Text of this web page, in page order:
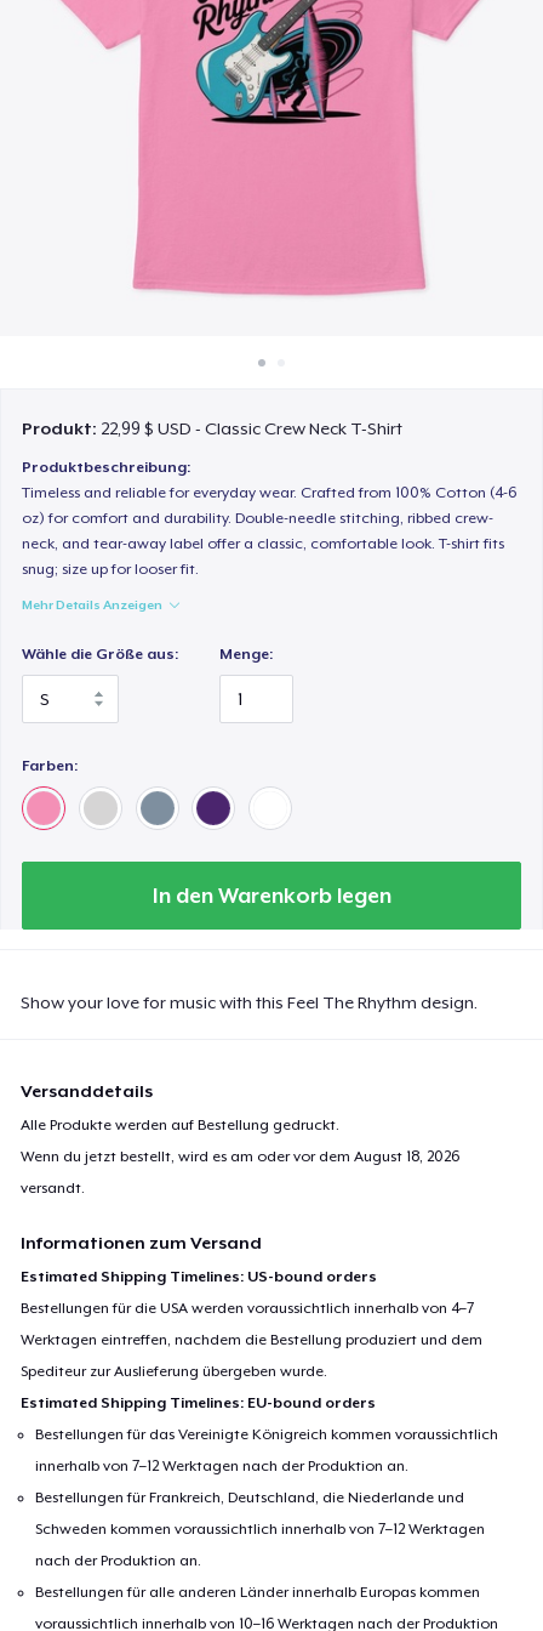
Überall verkaufen
Etwas verkaufen
Produkt: 22,99 $ USD - Classic Crew Neck T-Shirt
Produktbeschreibung:
Timeless and reliable for everyday wear. Crafted from 100% Cotton (4-6
oz) for comfort and durability. Double-needle stitching, ribbed crew-
neck, and tear-away label offer a classic, comfortable look. T-shirt fits
snug; size up for looser fit.
Mehr Details Anzeigen
Wähle die Größe aus: Menge:
Farben:
In den Warenkorb legen
Show your love for music with this Feel The Rhythm design.
Versanddetails
Alle Produkte werden auf Bestellung gedruckt.
Wenn du jetzt bestellt, wird es am oder vor demAugust 18, 2026
versandt.
Informationen zum Versand
Estimated Shipping Timelines: US-bound orders
Bestellungen für die USA werden voraussichtlich innerhalb von 4–7
Werktagen eintreffen, nachdem die Bestellung produziert und dem
Spediteur zur Auslieferung übergeben wurde.
Estimated Shipping Timelines: EU-bound orders
Bestellungen für das Vereinigte Königreich kommen voraussichtlich
innerhalb von 7–12 Werktagen nach der Produktion an.
Bestellungen für Frankreich, Deutschland, die Niederlande und
Schweden kommen voraussichtlich innerhalb von 7–12 Werktagen
nach der Produktion an.
Bestellungen für alle anderen Länder innerhalb Europas kommen
voraussichtlich innerhalb von 10–16 Werktagen nach der Produktion